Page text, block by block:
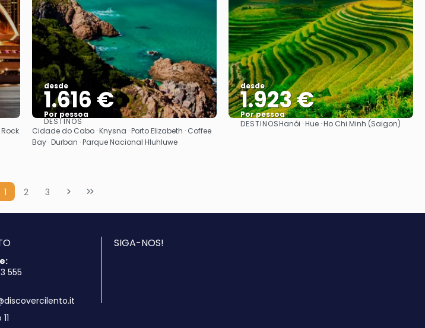
desde
1.616 €
Por pessoa
Vejo
DESTINOS
Cidade do Cabo · Knysna · Porto Elizabeth · Coffee
Bay · Durban · Parque Nacional Hluhluwe
desde
1.923 €
Por pessoa
Vejo
DESTINOSHanói · Hue · Ho Chi Minh (Saigon)
1 2 3
555
SIGA-NOS!